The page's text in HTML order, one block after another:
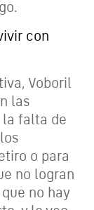
con
Voboril
las
falta de
o para
no logran
no hay